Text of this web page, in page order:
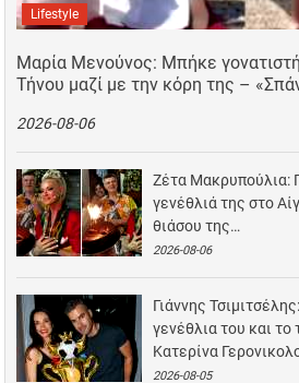
Lifestyle
Μαρία Μενούνος: Μπήκε
Τήνου μαζί με την κόρη της –
2026-08-06
Ζέτα Μακρυπούλια:
γενέθλιά της στο
θιάσου της…
2026-08-06
Γιάννης
γενέθλια του και
Κατερίνα
2026-08-05